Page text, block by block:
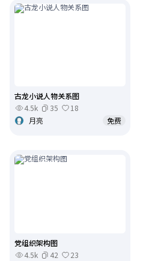
古龙小说人物关系图
4.5k
35
18
月亮
免费
党组织架构图
4.5k
42
23